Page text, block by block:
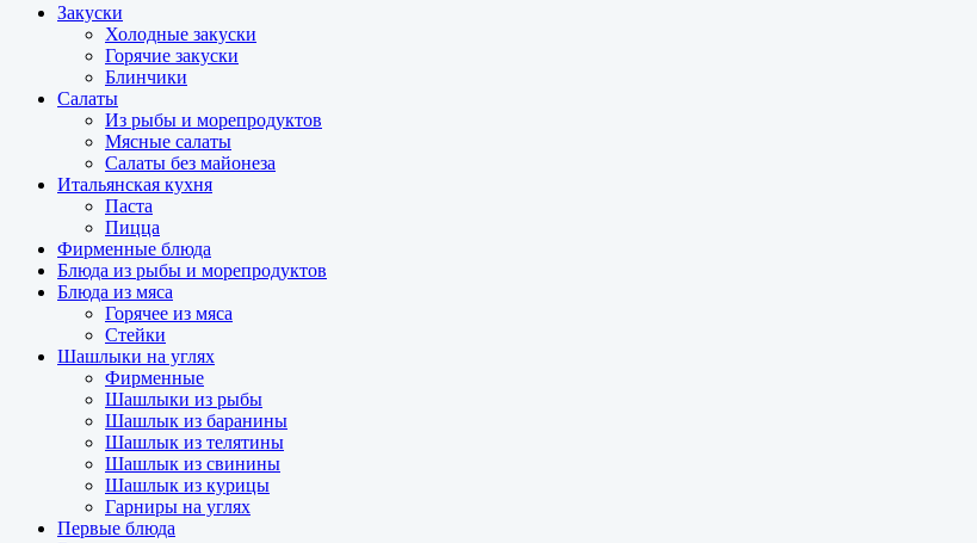
Закуски
Холодные закуски
Горячие закуски
Блинчики
Салаты
Из рыбы и морепродуктов
Мясные салаты
Салаты без майонеза
Итальянская кухня
Паста
Пицца
Фирменные блюда
Блюда из рыбы и морепродуктов
Блюда из мяса
Горячее из мяса
Стейки
Шашлыки на углях
Фирменные
Шашлыки из рыбы
Шашлык из баранины
Шашлык из телятины
Шашлык из свинины
Шашлык из курицы
Гарниры на углях
Первые блюда